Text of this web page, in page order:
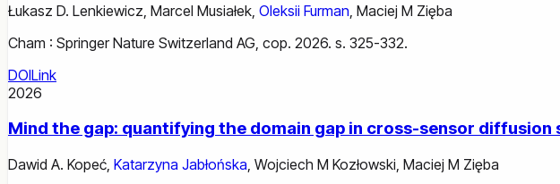
Łukasz D. Lenkiewicz Marcel Musiałek Oleksii Furman Maciej M Zięba
Cham : Springer Nature Switzerland AG, cop. 2026. s. 325-332.
DOILink
2026
Mind the gap: quantifying the domain gap in cross-sensor diffusion
Dawid A. Kopeć Katarzyna Jabłońska Wojciech M Kozłowski Maciej M Zięba